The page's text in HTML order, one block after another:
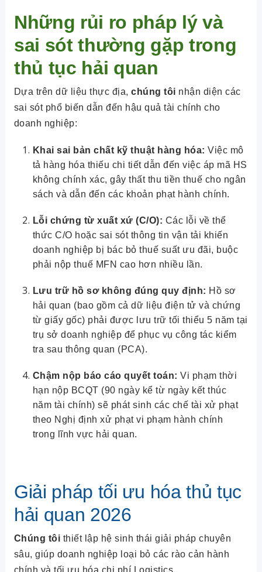
Những rủi ro pháp lý và
sai sót thường gặp trong
thủ tục hải quan
Dựa trên dữ liệu thực địa,chúng tôi nhận diện các
sai sót phổ biến dẫn đến hậu quả tài chính cho
doanh nghiệp:
Khai sai bản chất kỹ thuật hàng hóa: Việc mô
tả hàng hóa thiếu chi tiết dẫn đến việc áp mã HS
không chính xác, gây thất thu tiền thuế cho ngân
sách và dẫn đến các khoản phạt hành chính.
Lỗi chứng từ xuất xứ (C/O): Các lỗi về thể
thức C/O hoặc sai sót thông tin vận tải khiến
doanh nghiệp bị bác bỏ thuế suất ưu đãi, buộc
phải nộp thuế MFN cao hơn nhiều lần.
Lưu trữ hồ sơ không đúng quy định: Hồ sơ
hải quan (bao gồm cả dữ liệu điện tử và chứng
từ giấy gốc) phải được lưu trữ tối thiểu 5 năm tại
trụ sở doanh nghiệp để phục vụ công tác kiểm
tra sau thông quan (PCA).
Chậm nộp báo cáo quyết toán: Vi phạm thời
hạn nộp BCQT (90 ngày kể từ ngày kết thúc
năm tài chính) sẽ phát sinh các chế tài xử phạt
theo Nghị định xử phạt vi phạm hành chính
trong lĩnh vực hải quan.
Giải pháp tối ưu hóa thủ tục
hải quan 2026
Chúng tôi thiết lập hệ sinh thái giải pháp chuyên
sâu, giúp doanh nghiệp loại bỏ các rào cản hành
chính và tối ưu hóa chi phí Logistics.